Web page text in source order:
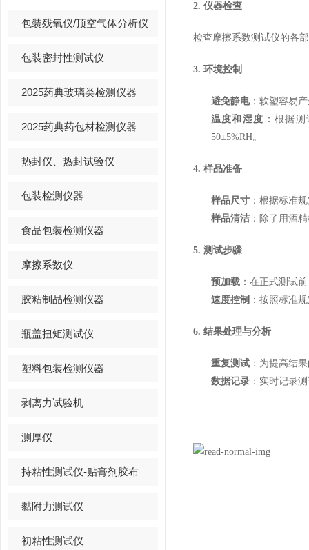
包装残氧仪/顶空气体分析仪
包装密封性测试仪
2025药典玻璃类检测仪器
2025药典药包材检测仪器
热封仪、热封试验仪
包装检测仪器
食品包装检测仪器
摩擦系数仪
胶粘制品检测仪器
瓶盖扭矩测试仪
塑料包装检测仪器
剥离力试验机
测厚仪
持粘性测试仪-贴膏剂胶布
黏附力测试仪
初粘性测试仪
2. 仪器检查
检查摩擦系数测试仪的各
3. 环境控制
避免静电：软塑容易
温度和湿度 ：根据
50±5%RH。
4. 样品准备
样品尺寸：根据标准
样品清洁：除了用酒
5. 测试步骤
预加载：在正式测试
速度控制 ：按照标准
6. 结果处理与分析
重复测试：为提高结
数据记录：实时记录